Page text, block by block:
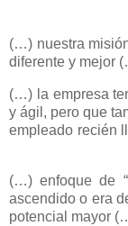
(…) nuestra
diferente y mejor
(…) la empresa
y ágil, pero que
empleado recién
(…) enfoque de
ascendido o era
potencial mayor